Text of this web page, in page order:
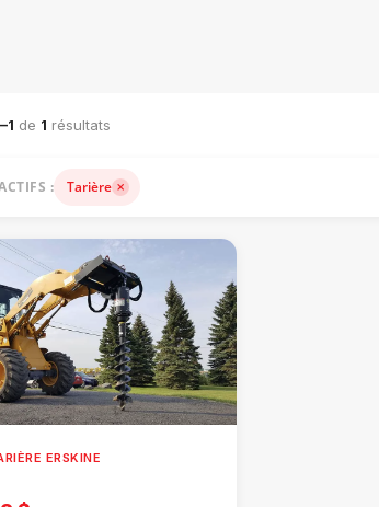
de 1 résultats
: Tarière
ERSKINE